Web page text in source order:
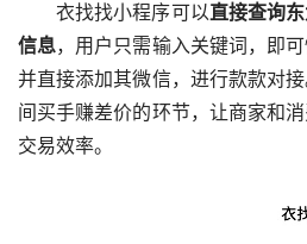
衣找找小程序可以直接查询
信息，用户只需输入关键词，即
并直接添加其微信，进行款款对
间买手赚差价的环节，让商家和
交易效率。